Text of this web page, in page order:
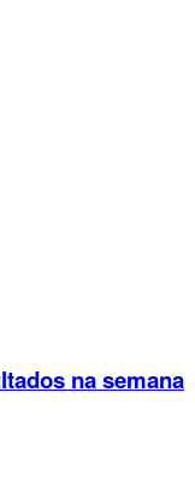
na semana